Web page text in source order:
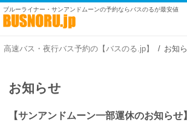
ブルーライナー・サンアンドムーンの予約ならバスのるが最安値
高速バス・夜行バス予約の【バスのる.jp】 お知
お知らせ
【サンアンドムーン一部運休のお知らせ】